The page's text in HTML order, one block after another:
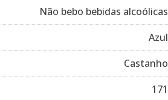
Não bebo bebidas alcoólicas
Azul
Castanho
171